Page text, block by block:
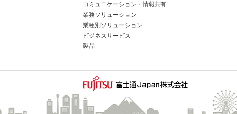
コミュニケーション・情報共有
業務ソリューション
業種別ソリューション
ビジネスサービス
製品